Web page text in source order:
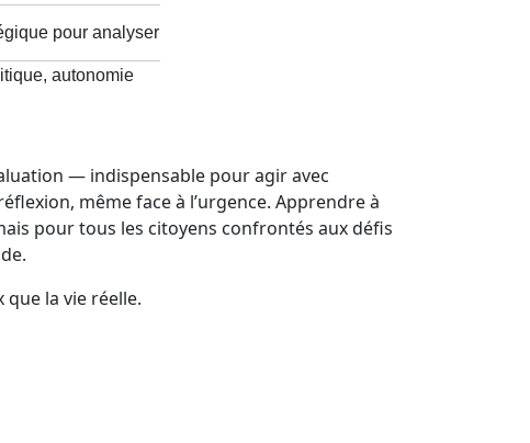
pour analyser
autonomie
— indispensable pour agir avec
même face à l’urgence. Apprendre à
pour tous les citoyens confrontés aux défis
la vie réelle.